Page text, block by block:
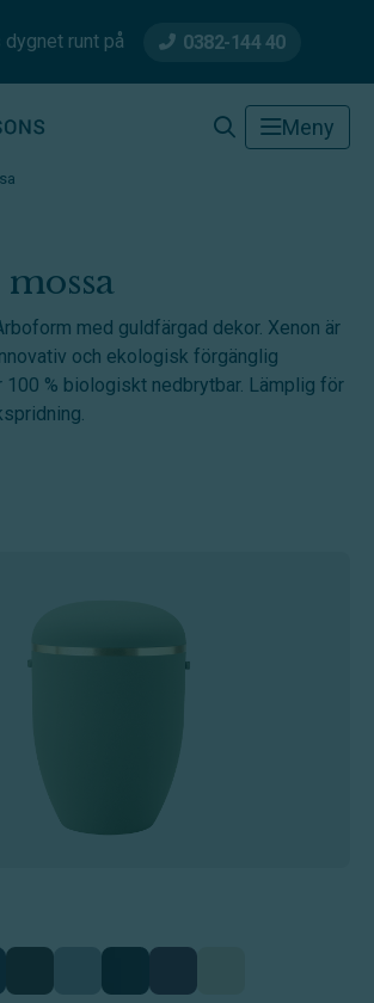
dygnet runt på 0382-144 40
Josefssons Begravningsbyrå Meny
med guldfärgad dekor. Xenon är
och ekologisk förgänglig
100 % biologiskt nedbrytbar. Lämplig för